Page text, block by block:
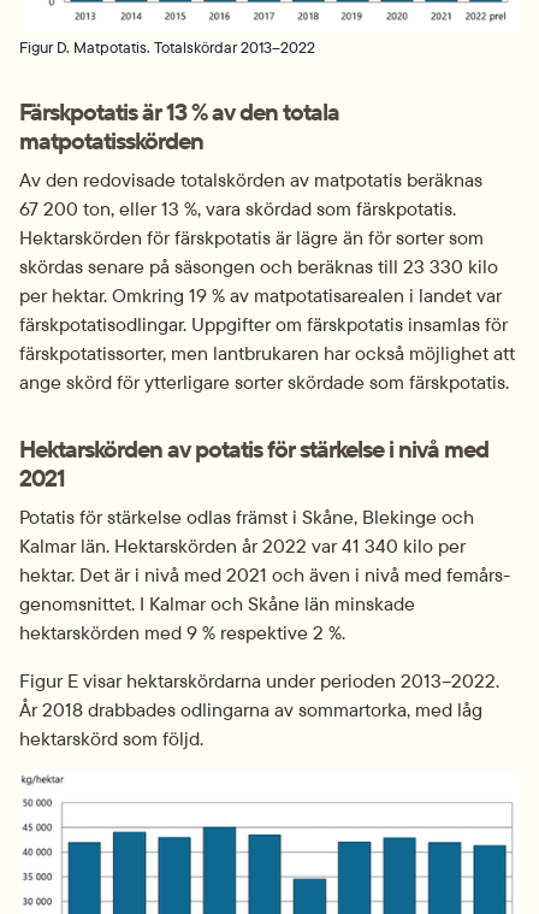
Figur D. Matpotatis. Totalskördar 2013–2022
Färskpotatis är 13 % av den totala
matpotatisskörden
Av den redovisade totalskörden av matpotatis beräknas
67 200 ton, eller 13 %, vara skördad som färskpotatis.
Hektarskörden för färskpotatis är lägre än för sorter som
skördas senare på säsongen och beräknas till 23 330 kilo
per hektar. Omkring 19 % av matpotatisarealen i landet var
färskpotatisodlingar. Uppgifter om färskpotatis insamlas för
färskpotatissorter, men lantbrukaren har också möjlighet att
ange skörd för ytterligare sorter skördade som färskpotatis.
Hektarskörden av potatis för stärkelse i nivå med
2021
Potatis för stärkelse odlas främst i Skåne, Blekinge och
Kalmar län. Hektarskörden år 2022 var 41 340 kilo per
hektar. Det är i nivå med 2021 och även i nivå med femårs­
genomsnittet. I Kalmar och Skåne län minskade
hektarskörden med 9 % respektive 2 %.
Figur E visar hektarskördarna under perioden 2013–2022.
År 2018 drabbades odlingarna av sommartorka, med låg
hektarskörd som följd.